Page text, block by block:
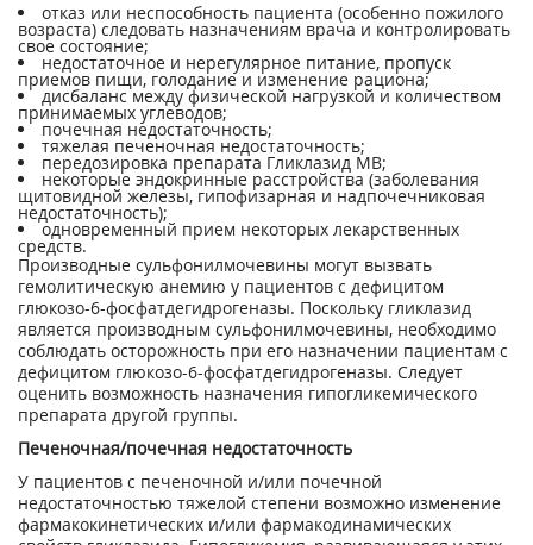
отказ или неспособность пациента (особенно пожилого
возраста) следовать назначениям врача и контролировать
свое состояние;
недостаточное и нерегулярное питание, пропуск
приемов пищи, голодание и изменение рациона;
дисбаланс между физической нагрузкой и количеством
принимаемых углеводов;
почечная недостаточность;
тяжелая печеночная недостаточность;
передозировка препарата Гликлазид МВ;
некоторые эндокринные расстройства (заболевания
щитовидной железы, гипофизарная и надпочечниковая
недостаточность);
одновременный прием некоторых лекарственных
средств.
Производные сульфонилмочевины могут вызвать
гемолитическую анемию у пациентов с дефицитом
глюкозо-6-фосфатдегидрогеназы. Поскольку гликлазид
является производным сульфонилмочевины, необходимо
соблюдать осторожность при его назначении пациентам с
дефицитом глюкозо-6-фосфатдегидрогеназы. Следует
оценить возможность назначения гипогликемического
препарата другой группы.
Печеночная/почечная недостаточность
У пациентов с печеночной и/или почечной
недостаточностью тяжелой степени возможно изменение
фармакокинетических и/или фармакодинамических